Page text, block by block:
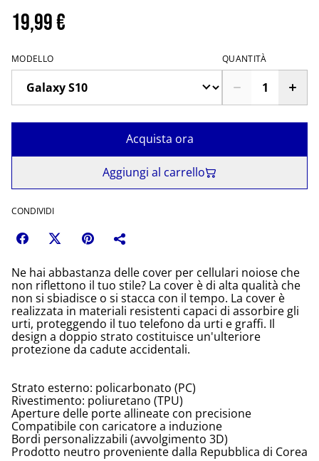
19,99 €
MODELLO QUANTITÀ
Acquista ora
Aggiungi al carrello
CONDIVIDI
Ne hai abbastanza delle cover per cellulari noiose che
non riflettono il tuo stile? La cover è di alta qualità che
non si sbiadisce o si stacca con il tempo. La cover è
realizzata in materiali resistenti capaci di assorbire gli
urti, proteggendo il tuo telefono da urti e graffi. Il
design a doppio strato costituisce un'ulteriore
protezione da cadute accidentali.
Strato esterno: policarbonato (PC)
Rivestimento: poliuretano (TPU)
Aperture delle porte allineate con precisione
Compatibile con caricatore a induzione
Bordi personalizzabili (avvolgimento 3D)
Prodotto neutro proveniente dalla Repubblica di Corea